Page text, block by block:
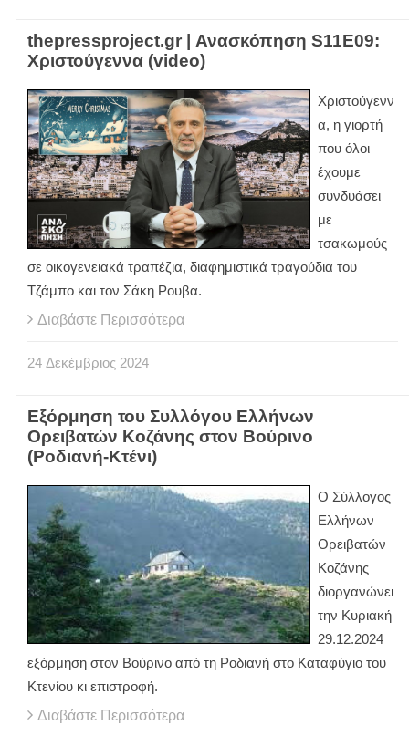
thepressproject.gr | Ανασκόπηση S11E09:
Χριστούγεννα (video)
Χριστούγενν
α, η γιορτή
που όλοι
έχουμε
συνδυάσει
με
τσακωμούς
σε οικογενειακά τραπέζια, διαφημιστικά τραγούδια του
Τζάμπο και τον Σάκη Ρουβα.
Διαβάστε Περισσότερα
24 Δεκέμβριος 2024
Εξόρμηση του Συλλόγου Ελλήνων
Ορειβατών Κοζάνης στον Βούρινο
(Ροδιανή-Κτένι)
Ο Σύλλογος
Ελλήνων
Ορειβατών
Κοζάνης
διοργανώνει
την Κυριακή
29.12.2024
εξόρμηση στον Βούρινο από τη Ροδιανή στο Καταφύγιο του
Κτενίου κι επιστροφή.
Διαβάστε Περισσότερα